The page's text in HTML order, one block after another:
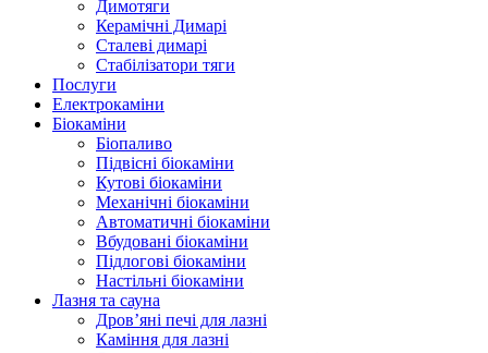
Димотяги
Керамічні Димарі
Сталеві димарі
Стабілізатори тяги
Послуги
Електрокаміни
Біокаміни
Біопаливо
Підвісні біокаміни
Кутові біокаміни
Механічні біокаміни
Автоматичні біокаміни
Вбудовані біокаміни
Підлогові біокаміни
Настільні біокаміни
Лазня та сауна
Дров’яні печі для лазні
Каміння для лазні